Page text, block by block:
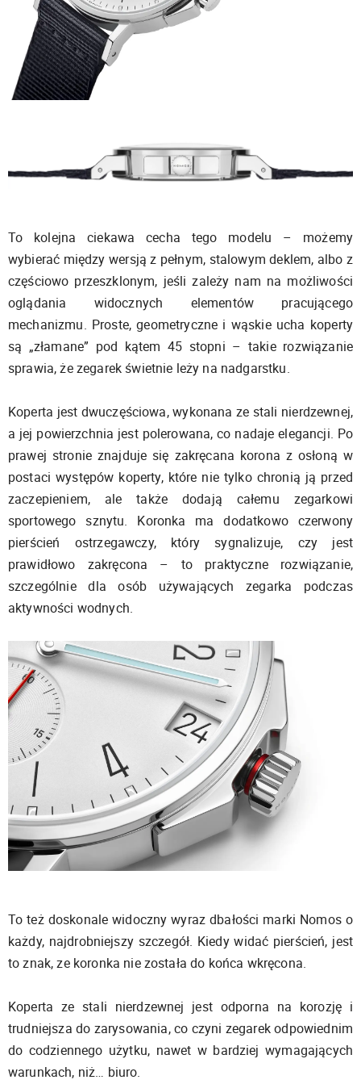
To kolejna ciekawa cecha tego modelu – możemy
wybierać między wersją z pełnym, stalowym deklem, albo z
częściowo przeszklonym, jeśli zależy nam na możliwości
oglądania widocznych elementów pracującego
mechanizmu. Proste, geometryczne i wąskie ucha koperty
są „złamane” pod kątem 45 stopni – takie rozwiązanie
sprawia, że zegarek świetnie leży na nadgarstku.
Koperta jest dwuczęściowa, wykonana ze stali nierdzewnej,
a jej powierzchnia jest polerowana, co nadaje elegancji. Po
prawej stronie znajduje się zakręcana korona z osłoną w
postaci występów koperty, które nie tylko chronią ją przed
zaczepieniem, ale także dodają całemu zegarkowi
sportowego sznytu. Koronka ma dodatkowo czerwony
pierścień ostrzegawczy, który sygnalizuje, czy jest
prawidłowo zakręcona – to praktyczne rozwiązanie,
szczególnie dla osób używających zegarka podczas
aktywności wodnych.
To też doskonale widoczny wyraz dbałości marki Nomos o
każdy, najdrobniejszy szczegół. Kiedy widać pierścień, jest
to znak, ze koronka nie została do końca wkręcona.
Koperta ze stali nierdzewnej jest odporna na korozję i
trudniejsza do zarysowania, co czyni zegarek odpowiednim
do codziennego użytku, nawet w bardziej wymagających
warunkach, niż… biuro.